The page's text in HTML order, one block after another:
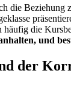
die Beziehung
häufig die
und
der